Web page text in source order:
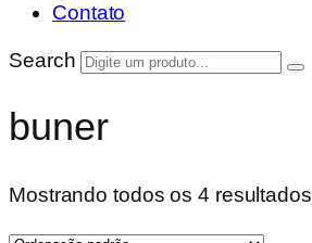
Contato
Search
buner
Mostrando todos os 4 resultados